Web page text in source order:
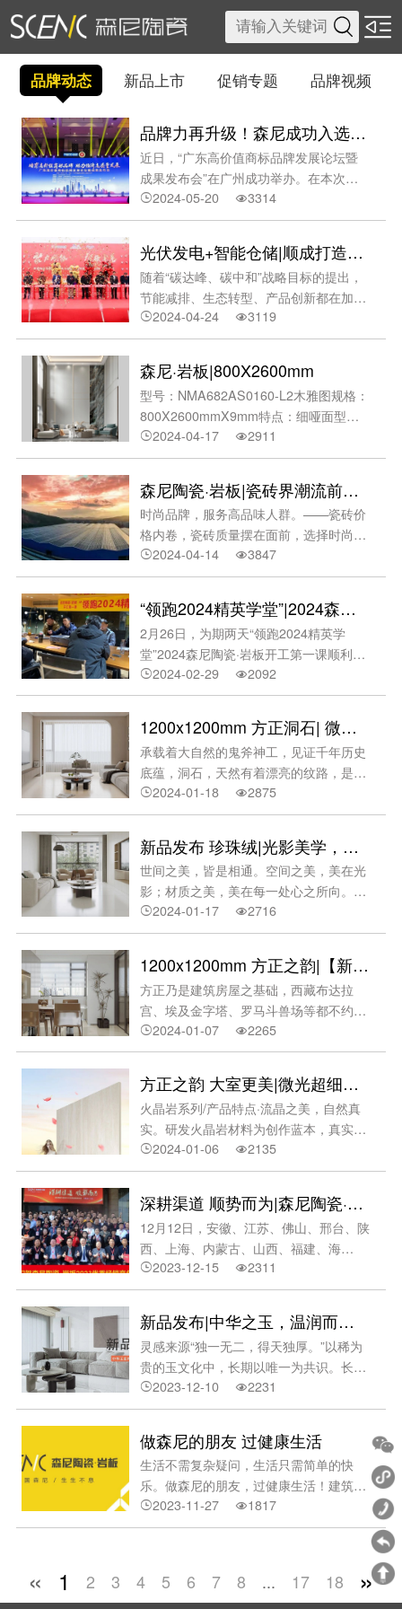

品牌动态 新品上市 促销专题 品牌视频
品牌力再升级！森尼成功入选“高价值商标品牌”榜单
近日，“广东高价值商标品牌发展论坛暨
成果发布会”在广州成功举办。在本次的
广东省重点行业（陶瓷）高价值商标品牌
榜单中，广东森尼建陶家居有限公司旗下
强大的综合实力跻身前列。·广东高价值商
标品牌发展论坛暨成果发布会现场据介
绍，本次活动由广东商标协会和广州商标
审查协作中心共同举办，以推进省内商标
品牌建设，大力培育具有国际影响力的知
名商标品牌为目的，同时以T/GDTA004-
2023《广东高价值商标品牌评价规范》为
标准，对广东省五大重点产业的品牌进行
科学规范、公平公正的评审。匠心品质！
每一份荣誉的认可，来源于品牌塑造、变
15年+佛
2024-05-20 3314
光伏发电+智能仓储|顺成打造高质量发展新引擎
随着“碳达峰、碳中和”战略目标的提出，
节能减排、生态转型、产品创新都在加紧
布局，而这也对企业提出了更高的发展要
求。陶瓷行业作为中国制造业的用能大
战略的步伐，在工作
2024-04-24 3119
森尼·岩板|800X2600mm
型号：NMA682AS0160-L2木雅图规格：
800X2600mmX9mm特点：细哑面‍型
号：NMA682AS0161-L2雅诺灰规格：
800X2600mmX9mm特点：细哑面型
800X2600mmX9mm特点：细哑+精雕型
号：NMA682AS0998-L3扶霜灰规格：
800X2600mmX9mm特点：细哑+精雕型
号：NMA682AS0999-L3名流灰规格：
800X2600mmX9mm特点：细哑+精雕型
号：NME682AP0981-L4波罗的海规格：
800X2600mmX9mm纹理：四面（左右
无限连纹）型号：NMF682AS0974澳洲
砂岩规格
2024-04-17 2911
森尼陶瓷·岩板|瓷砖界潮流前线诚意招商
时尚品牌，服务高品味人群。——瓷砖价
格内卷，瓷砖质量摆在面前，选择时尚品
牌，服务高品位人群。加盟瓷砖时尚品
牌，解锁流量密码。森尼陶瓷·岩板，七大
牌‍集团公司——顺成陶瓷集团创始于1998
总部位于瓷都佛山拥有陶瓷砖行业航母级
制造实力满足大型工程及家居定制长期供
货旗下核心时尚品牌森尼陶瓷·岩板研发实
力遥遥领先‍森尼陶瓷·岩板，诞生于2007
年2008年推出超洁亮陶瓷；2009年获得
瓷砖三大专利；2010年新一代完全不透水
内墙砖“皇家御石”上市；2012年微晶石系
列产品获“中国陶瓷行业名牌产品”；2016
年签约宋佳为时尚品牌代言人；2018年IN
2024-04-14 3847
“领跑2024精英学堂”|2024森尼陶瓷·岩板开工第一课顺利开展！
2月26日，为期两天“领跑2024精英学
堂”2024森尼陶瓷·岩板开工第一课顺利开
展。销售实战经验分享Sales practical
experience sharing曾子曰：“吾日三省吾
多次地反省自己，替别
2024-02-29 2092
1200x1200mm 方正洞石| 微光质感，亮光晶耀。
承载着大自然的鬼斧神工，见证千年历史
底蕴，洞石，天然有着漂亮的纹路，是设
计师的高端选材。/1200x1200mm方正洞
石微光质感，亮光晶耀。·古罗马建筑于
「设计」而言，石材之美学，岩板之性
能。顶级石材美学与卓越的60°岩板坯底
性能融合，展现房屋艺术性与制造内涵，
延伸中国石材之美。于「材质」而言，引
用全新工艺，零感复刻自然风貌。·贝聿铭
大师杰作美国国家美术馆东馆应用全新超
感技术模拟石材经时间洗礼，或柔润、或
斑驳质感，显露时光沉淀的美。于「规
格」而言，大岩板方正有型，比例规整。
方正的比例，方正的规整。和谐给人以平
衡与稳重美感，符合国人天圆地方的认
理。·贝聿铭大师
2024-01-18 2875
新品发布 珍珠绒|光影美学，低调雅奢。
世间之美，皆是相通。空间之美，美在光
影；材质之美，美在每一处心之所向。以i
产品领略沿途风景，呈现e空间奔赴繁花
似海。【新品推介】珍珠绒系列
感度：11-12°灵感来源——比天鹅细绒更
加丝滑，淡淡光泽化去层层装饰，使用多
维雕刻釉、数码模具等呈现如珍珠绒缎稠
密细腻，以致散发出丝丝光华，质地强
韧。产品特点——高通透性，高舒适感。
以简洁工序釉色驾驭光影，应用色彩通透
润泽，触感温凉。零感还原，至真至美。
采用多维雕刻釉还原材料美学，纹理细
致，复刻力强劲，至真至美。丝质柔润，
60°白坯纯度高。多层打磨以致丝质柔
高。高强抗性，应用广
2024-01-17 2716
1200x1200mm 方正之韵|【新品发布】流晶微光，大室更美
方正乃是建筑房屋之基础，西藏布达拉
宫、埃及金字塔、罗马斗兽场等都不约而
同使用了正方形的石材或瓷砖作为建造材
料。方正之基，无穷力量；方正之韵，大
室更美。‍1200*1200mm，方正之韵。火
晶岩系列/产品特点HUOJINGROCK·流晶
之美，自然真实。研发高韧超亮火晶岩材
料为创作蓝本，真实还原材料美学，流露
出丰富的晶体光感美。·1:1经典比例，更
多搭配方案。形随机能，方正尺度符合国
际建筑模数标准，适配大宅空间。·细腻无
暇，自带光华。经超质感技术以及数码模
具技术打磨方正岩板表面光感十足，内里
奢华迤逦。·原厂量产，60°岩板坯。应用
continua+连续成型智能系统、毫克级生
2024-01-07 2265
方正之韵 大室更美|微光超细干粒，自然奢美。@火晶岩系列
火晶岩系列/产品特点·流晶之美，自然真
实。研发火晶岩材料为创作蓝本，真实还
原材料美学，流露出丰富的晶体光感美。
·1:1经典比例，更多搭配方案。形随机
宅空间。·细腻无暇，自带光华。经超质感
技术以及数码模具技术打磨方正岩板表面
光感十足，内里奢华迤逦。·原厂量产，
60°岩板坯。应用continua+连续成型智能
系统、毫克级生产原料等原厂量产，60°
白度岩板坯底行业领先。-方正之韵，大
宅更美。火晶岩系列1200*1200mm/90°
以上光感度/干粒全抛岩浆经火山口喷发遇
空气成“火晶岩”形态，漂亮的晶体状成为
天然的艺术作品，色彩协调而性能稳定。
2024-01-06 2135
深耕渠道 顺势而为|森尼陶瓷·岩板2023优秀经销商年会圆满完成！
12月12日，安徽、江苏、佛山、邢台、陕
西、上海、内蒙古、山西、福建、海
南......全国各大客户经销商齐聚森尼陶瓷·
岩板佛山总部，共聚一堂，共商盛事！·森
尼陶瓷·岩板2023优秀经销商年会圆满完
成12月11日，签到日。·客户签到墙年会
新品区：不同规格，不同空间。森尼岩板
景观大理石方正大岩板方正大理石→左右
滑动看更多-方正大理石，地砖性价比之
选。-森尼岩板，品质之选。-方正大岩
板，驭见新家居。·客户逛展厅新品12月
12日，会议日。·会议现场2023优秀经销
商年会期间，森尼陶瓷·岩板品牌总经理刘
建辉先生进行品牌汇报及趋势分享，刘总
2023-12-15 2311
新品发布|中华之玉，温润而泽。
灵感来源“独一无二，得天独厚。”以稀为
贵的玉文化中，长期以唯一为共识。长久
的中国史中，玉赋予诸多美好品质，“温
润而泽，仁也。”与此同时，中国人审美
蓄、灵性。是之为：中华玉。（图自：视
觉中国）中华玉系列-产品特点1、一石多
面，自然雅筑。以黄金规格
750x1500mm，一石多面的版面排布，极
大地还原玉石真貌，整体视觉诗意雅韵。
透气。森尼全抛工艺提高光亮度，同时集
齐耐磨、防污、质地致密等优点，养护成
2023-12-10 2231
做森尼的朋友 过健康生活
生活不需复杂疑问，生活只需简单的快
乐。做森尼的朋友，过健康生活！建筑是
由建筑和构筑组成。复杂些的还包含科学
规律、风水理念和美学法则创造的人工环
瓷·岩板起源于欧陆文化，并由此提炼出独
2023-11-27 1817
« 1 2 3 4 5 6 7 8 ... 17 18 »